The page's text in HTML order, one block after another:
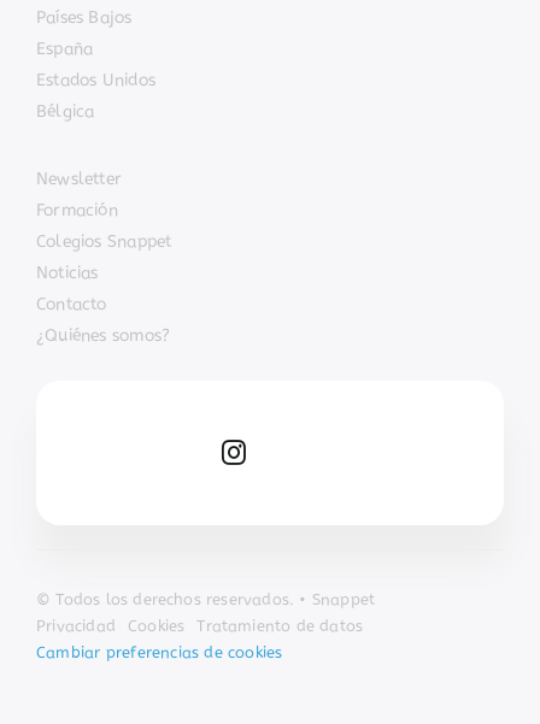
Países Bajos
España
Estados Unidos
Bélgica
Newsletter
Formación
Colegios Snappet
Noticias
Contacto
¿Quiénes somos?
© Todos los derechos reservados. • Snappet
Privacidad
Cookies Tratamiento de datos
Cambiar preferencias de cookies